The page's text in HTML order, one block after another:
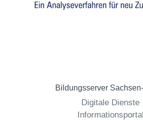
Bildungsserver
Digitale Dienste
Informationsportal